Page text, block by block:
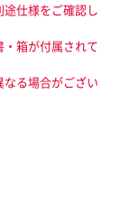
仕様をご確認し
箱が付属されて
る場合がござい